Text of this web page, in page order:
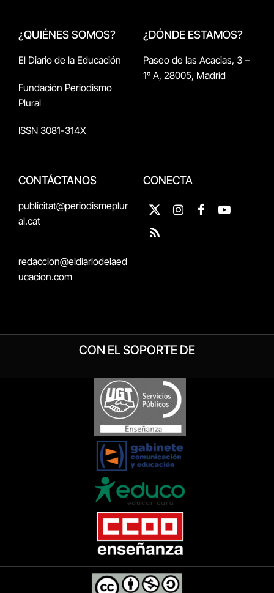
¿QUIÉNES SOMOS?
El Diario de la Educación
Fundación Periodismo
Plural
ISSN 3081-314X
¿DÓNDE ESTAMOS?
Paseo de las Acacias, 3 –
1º A, 28005, Madrid
CONTÁCTANOS
publicitat@periodismeplur
al.cat
redaccion@eldiariodelaed
ucacion.com
CONECTA
X
(Twitter)
InstagramFacebookYouTube
RSS
CON EL SOPORTE DE